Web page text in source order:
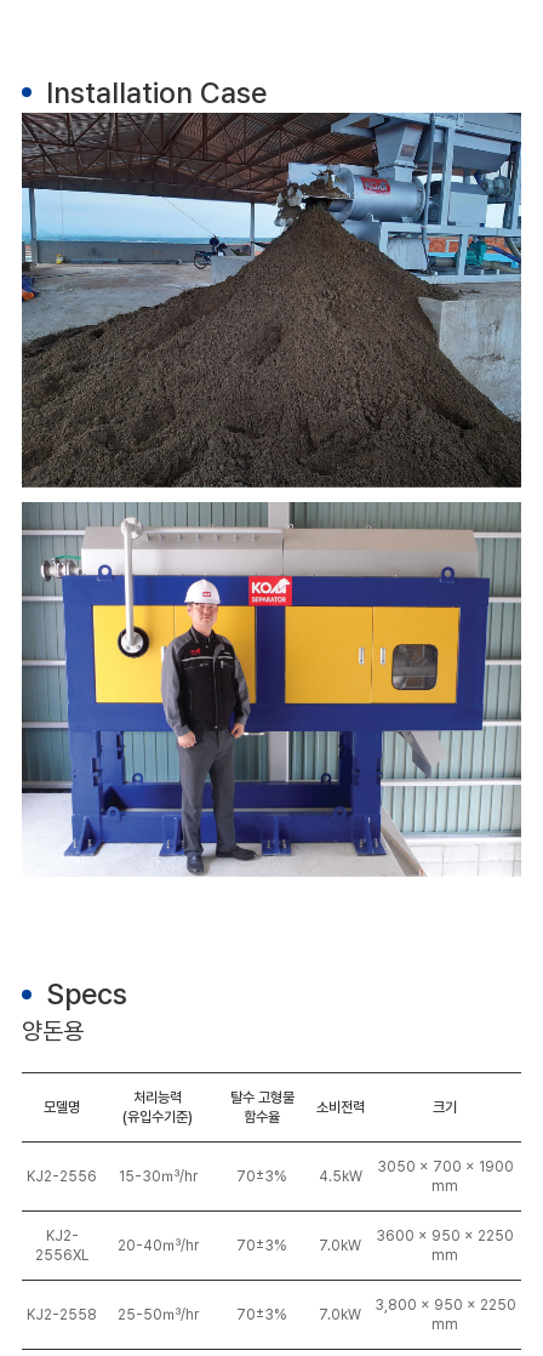
Installation Case
Specs
양돈용
모델명
처리능력
(유입수기준)
탈수 고형물
함수율
소비전력 크기
KJ2-2556 15-30㎥/hr 70±3% 4.5kW
3050 x 700 x 1900
mm
KJ2-
2556XL
20-40㎥/hr 70±3% 7.0kW
3600 x 950 x 2250
mm
KJ2-2558 25-50㎥/hr 70±3% 7.0kW
3,800 x 950 x 2250
mm